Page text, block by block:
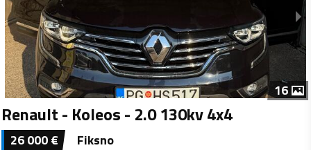
16
Renault - Koleos - 2.0 130kv 4x4
26 000€ Fiksno